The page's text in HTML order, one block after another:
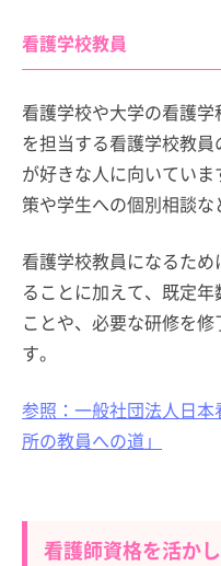
看護学校教員
看護学校や大学の看護
を担当する看護学校教
が好きな人に向いてい
策や学生への個別相談な
看護学校教員になるた
ることに加えて、既定
ことや、必要な研修を
す。
参照：一般社団法人日
所の教員への道」
看護師資格を活か